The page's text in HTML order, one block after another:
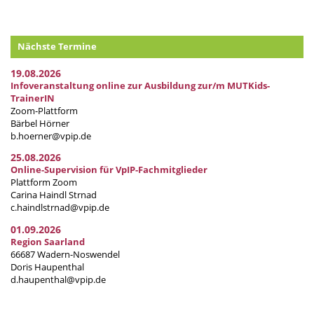
Nächste Termine
19.08.2026
Infoveranstaltung online zur Ausbildung zur/m MUTKids-
TrainerIN
Zoom-Plattform
Bärbel Hörner
b.hoerner@vpip.de
25.08.2026
Online-Supervision für VpIP-Fachmitglieder
Plattform Zoom
Carina Haindl Strnad
c.haindlstrnad@vpip.de
01.09.2026
Region Saarland
66687 Wadern-Noswendel
Doris Haupenthal
d.haupenthal@vpip.de